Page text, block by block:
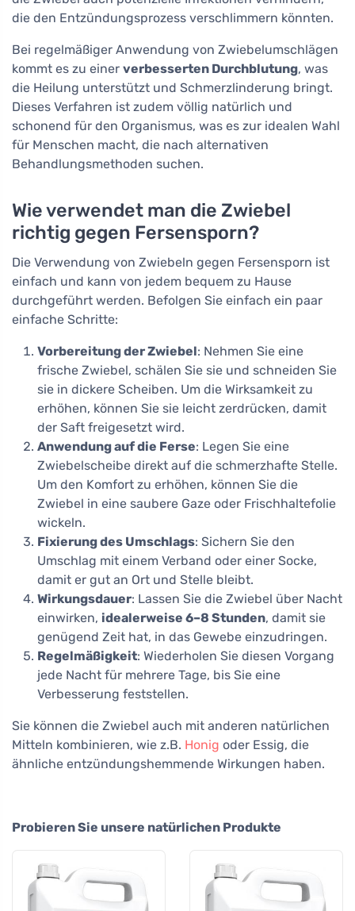
die den Entzündungsprozess verschlimmern könnten.
Bei regelmäßiger Anwendung von Zwiebelumschlägen
kommt es zu einer verbesserten Durchblutung, was
die Heilung unterstützt und Schmerzlinderung bringt.
Dieses Verfahren ist zudem völlig natürlich und
schonend für den Organismus, was es zur idealen Wahl
für Menschen macht, die nach alternativen
Behandlungsmethoden suchen.
Wie verwendet man die Zwiebel
richtig gegen Fersensporn?
Die Verwendung von Zwiebeln gegen Fersensporn ist
einfach und kann von jedem bequem zu Hause
durchgeführt werden. Befolgen Sie einfach ein paar
einfache Schritte:
Vorbereitung der Zwiebel: Nehmen Sie eine
frische Zwiebel, schälen Sie sie und schneiden Sie
sie in dickere Scheiben. Um die Wirksamkeit zu
erhöhen, können Sie sie leicht zerdrücken, damit
der Saft freigesetzt wird.
Anwendung auf die Ferse: Legen Sie eine
Zwiebelscheibe direkt auf die schmerzhafte Stelle.
Um den Komfort zu erhöhen, können Sie die
Zwiebel in eine saubere Gaze oder Frischhaltefolie
wickeln.
Fixierung des Umschlags: Sichern Sie den
Umschlag mit einem Verband oder einer Socke,
damit er gut an Ort und Stelle bleibt.
Wirkungsdauer: Lassen Sie die Zwiebel über Nacht
einwirken, idealerweise 6–8 Stunden, damit sie
genügend Zeit hat, in das Gewebe einzudringen.
Regelmäßigkeit: Wiederholen Sie diesen Vorgang
jede Nacht für mehrere Tage, bis Sie eine
Verbesserung feststellen.
Sie können die Zwiebel auch mit anderen natürlichen
Mitteln kombinieren, wie z.B. Honig oder Essig, die
ähnliche entzündungshemmende Wirkungen haben.
Probieren Sie unsere natürlichen Produkte